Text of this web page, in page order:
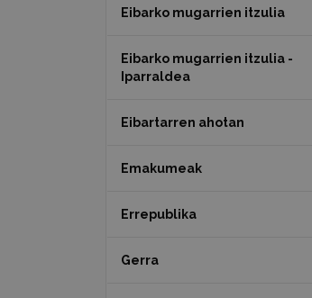
Eibarko mugarrien itzulia
Eibarko mugarrien itzulia -
Iparraldea
Eibartarren ahotan
Emakumeak
Errepublika
Gerra